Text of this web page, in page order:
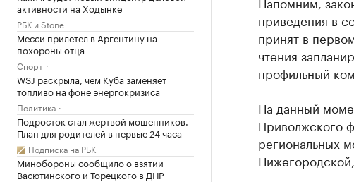
активности на Ходынке
РБК и Stone
Месси прилетел в Аргентину на
похороны отца
Спорт
WSJ раскрыла, чем Куба заменяет
топливо на фоне энергокризиса
Политика
Подросток стал жертвой мошенников.
План для родителей в первые 24 часа
Подписка на РБК
Минобороны сообщило о взятии
Васютинского и Торецкого в ДНР
приведения в
принят в
чтения
профильный
На данный
Приволжского
региональных